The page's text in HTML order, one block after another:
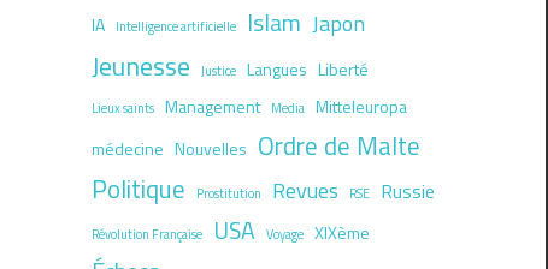
IA
Intelligence artificielle Islam Japon
Jeunesse Justice Langues Liberté
Lieux saints Management Media Mitteleuropa
médecine Nouvelles Ordre de Malte
Politique
Prostitution Revues RSE Russie
Révolution Française USA Voyage XIXème